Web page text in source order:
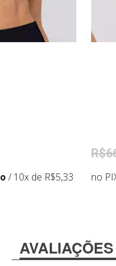
Medidas da
/ 10x de R$5,33 no